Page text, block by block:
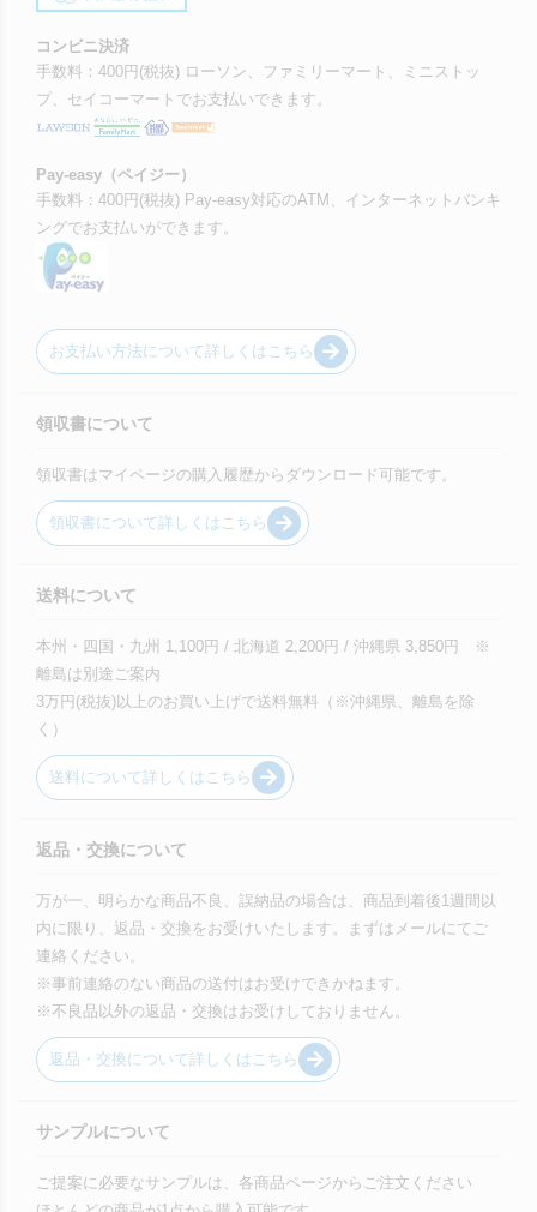
コンビニ決済
手数料：400円(税抜) ローソン、ファミリーマート、ミニストッ
プ、セイコーマートでお支払いできます。
Pay-easy（ペイジー）
手数料：400円(税抜) Pay-easy対応のATM、インターネットバンキ
ングでお支払いができます。
お支払い方法について詳しくはこちら
領収書について
領収書はマイページの購入履歴からダウンロード可能です。
領収書について詳しくはこちら
送料について
本州・四国・九州 1,100円 / 北海道 2,200円 / 沖縄県 3,850円 ※
離島は別途ご案内
3万円(税抜)以上のお買い上げで送料無料（※沖縄県、離島を除
く）
送料について詳しくはこちら
返品・交換について
万が一、明らかな商品不良、誤納品の場合は、商品到着後1週間以
内に限り、返品・交換をお受けいたします。まずはメールにてご
連絡ください。
※事前連絡のない商品の送付はお受けできかねます。
※不良品以外の返品・交換はお受けしておりません。
返品・交換について詳しくはこちら
サンプルについて
ご提案に必要なサンプルは、各商品ページからご注文ください